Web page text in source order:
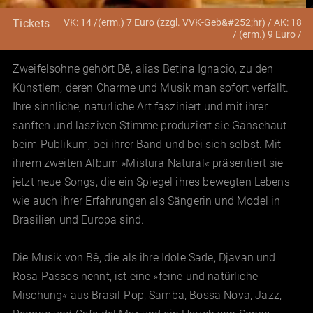
Tickets
VK: 14 /(erm.) 7 Euro (zzgl. VVK-Geb&#252;hr) / AK: 18
/ (erm.) 9 Euro /
Zweifelsohne gehört Bê, alias Betina Ignacio, zu den
Künstlern, deren Charme und Musik man sofort verfällt.
Ihre sinnliche, natürliche Art fasziniert und mit ihrer
sanften und lasziven Stimme produziert sie Gänsehaut -
beim Publikum, bei ihrer Band und bei sich selbst. Mit
ihrem zweiten Album »Mistura Natural« präsentiert sie
jetzt neue Songs, die ein Spiegel ihres bewegten Lebens
wie auch ihrer Erfahrungen als Sängerin und Model in
Brasilien und Europa sind.
Die Musik von Bê, die als ihre Idole Sade, Djavan und
Rosa Passos nennt, ist eine »feine und natürliche
Mischung« aus Brasil-Pop, Samba, Bossa Nova, Jazz,